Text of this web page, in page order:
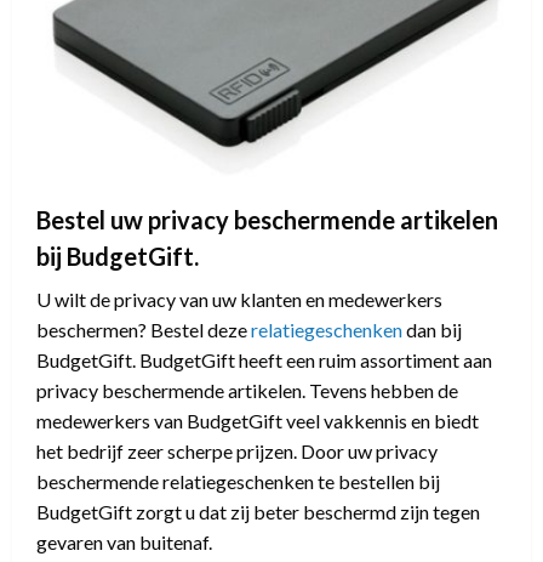
Bestel uw privacy beschermende artikelen
bij BudgetGift.
U wilt de privacy van uw klanten en medewerkers
beschermen? Bestel dezerelatiegeschenkendan bij
BudgetGift. BudgetGift heeft een ruim assortiment aan
privacy beschermende artikelen. Tevens hebben de
medewerkers van BudgetGift veel vakkennis en biedt
het bedrijf zeer scherpe prijzen. Door uw privacy
beschermende relatiegeschenken te bestellen bij
BudgetGift zorgt u dat zij beter beschermd zijn tegen
gevaren van buitenaf.